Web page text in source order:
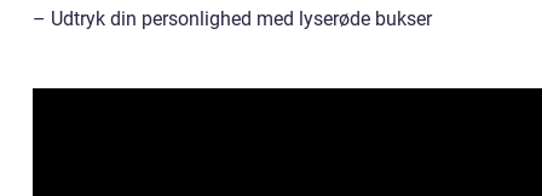
– Udtryk din personlighed med lyserøde bukser